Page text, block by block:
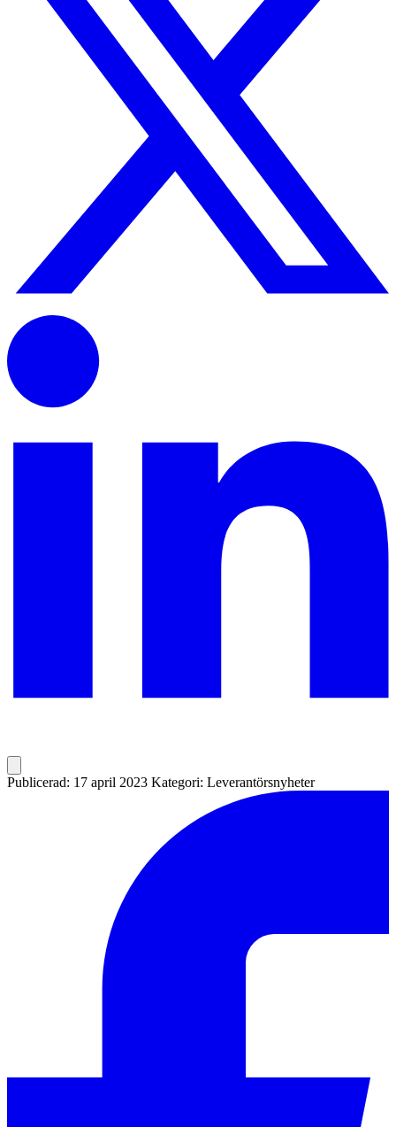
Publicerad: 17 april 2023 Kategori: Leverantörsnyheter